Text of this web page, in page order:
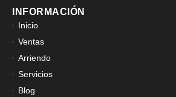
INFORMACIÓN
Inicio
Ventas
Arriendo
Servicios
Blog